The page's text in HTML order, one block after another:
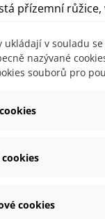
přízemní
těsně před
stínu.
ukládají v souladu
nazývané
souborů pro
cookies